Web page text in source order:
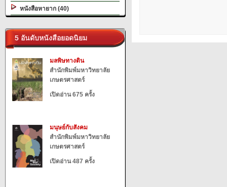
หนังสือหายาก (40)
5 อันดับหนังสือยอดนิยม
มลพิษทางดิน
สำนักพิมพ์มหาวิทยาลัย
เกษตรศาสตร์
เปิดอ่าน 675 ครั้ง
มนุษย์กับสังคม
สำนักพิมพ์มหาวิทยาลัย
เกษตรศาสตร์
เปิดอ่าน 487 ครั้ง